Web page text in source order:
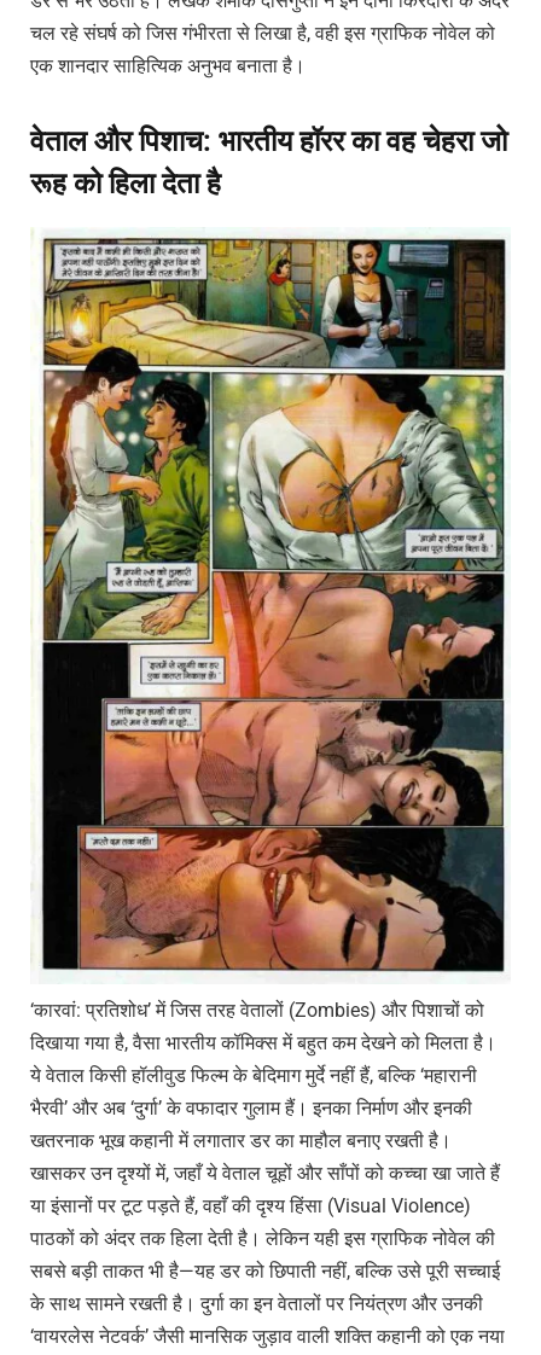
चल रहे संघर्ष को जिस गंभीरता से लिखा है, वही इस ग्राफिक नोवेल को
एक शानदार साहित्यिक अनुभव बनाता है।
वेताल और पिशाच: भारतीय हॉरर का वह चेहरा जो
रूह को हिला देता है
‘कारवां: प्रतिशोध’ में जिस तरह वेतालों (Zombies) और पिशाचों को
दिखाया गया है, वैसा भारतीय कॉमिक्स में बहुत कम देखने को मिलता है।
ये वेताल किसी हॉलीवुड फिल्म के बेदिमाग मुर्दे नहीं हैं, बल्कि ‘महारानी
भैरवी’ और अब ‘दुर्गा’ के वफादार गुलाम हैं। इनका निर्माण और इनकी
खतरनाक भूख कहानी में लगातार डर का माहौल बनाए रखती है।
खासकर उन दृश्यों में, जहाँ ये वेताल चूहों और साँपों को कच्चा खा जाते हैं
या इंसानों पर टूट पड़ते हैं, वहाँ की दृश्य हिंसा (Visual Violence)
पाठकों को अंदर तक हिला देती है। लेकिन यही इस ग्राफिक नोवेल की
सबसे बड़ी ताकत भी है—यह डर को छिपाती नहीं, बल्कि उसे पूरी सच्चाई
के साथ सामने रखती है। दुर्गा का इन वेतालों पर नियंत्रण और उनकी
‘वायरलेस नेटवर्क’ जैसी मानसिक जुड़ाव वाली शक्ति कहानी को एक नया